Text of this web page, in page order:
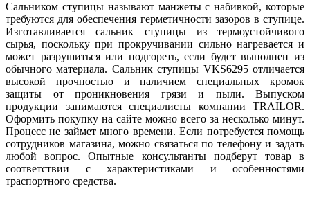
Сальником ступицы называют манжеты с набивкой, которые
требуются для обеспечения герметичности зазоров в ступице.
Изготавливается сальник ступицы из термоустойчивого
сырья, поскольку при прокручивании сильно нагревается и
может разрушиться или подгореть, если будет выполнен из
обычного материала. Сальник ступицы VKS6295 отличается
высокой прочностью и наличием специальных кромок
защиты от проникновения грязи и пыли. Выпуском
продукции занимаются специалисты компании TRAILOR.
Оформить покупку на сайте можно всего за несколько минут.
Процесс не займет много времени. Если потребуется помощь
сотрудников магазина, можно связаться по телефону и задать
любой вопрос. Опытные консультанты подберут товар в
соответствии с характеристиками и особенностями
траспортного средства.